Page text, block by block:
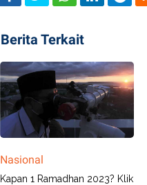
Berita Terkait
Nasional
Kapan 1 Ramadhan 2023? Klik